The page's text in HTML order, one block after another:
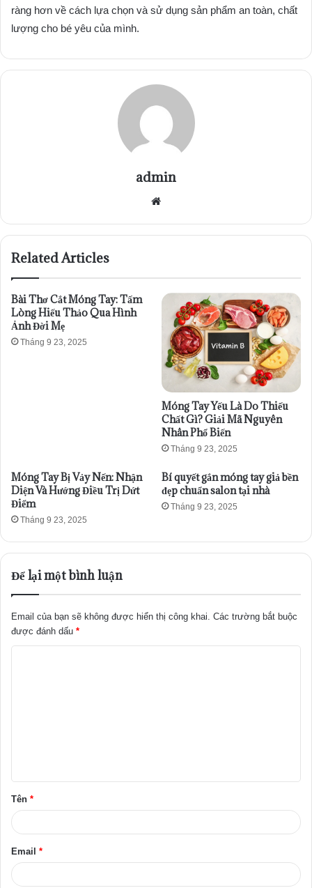
ràng hơn về cách lựa chọn và sử dụng sản phẩm an toàn, chất
lượng cho bé yêu của mình.
admin
Website
Related Articles
Bài Thơ Cắt Móng Tay: Tấm
Lòng Hiếu Thảo Qua Hình
Ảnh Đời Mẹ
Tháng 9 23, 2025
Móng Tay Yếu Là Do Thiếu
Chất Gì? Giải Mã Nguyên
Nhân Phổ Biến
Tháng 9 23, 2025
Móng Tay Bị Vảy Nến: Nhận
Diện Và Hướng Điều Trị Dứt
Điểm
Tháng 9 23, 2025
Bí quyết gắn móng tay giả bền
đẹp chuẩn salon tại nhà
Tháng 9 23, 2025
Để lại một bình luận
Email của bạn sẽ không được hiển thị công khai. Các trường bắt buộc
được đánh dấu *
ậ
n
Tên *
Email *